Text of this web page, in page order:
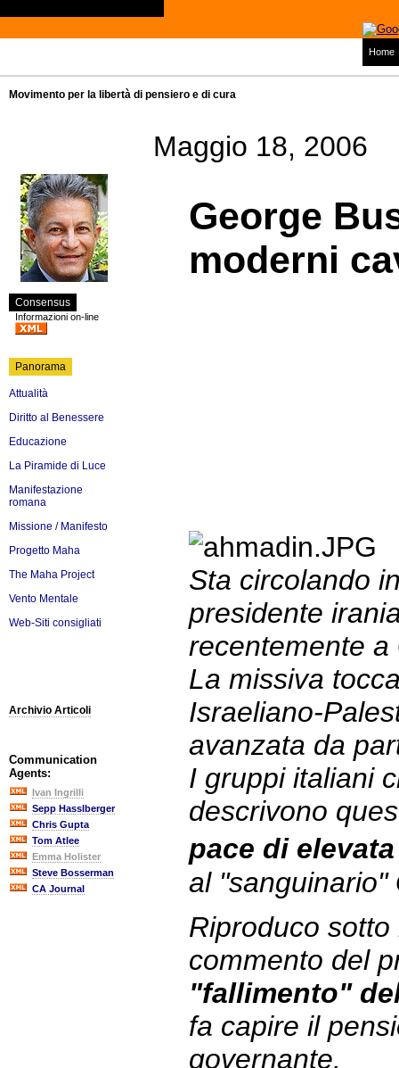
Home
Movimento per la libertà di pensiero e di cura
Consensus
Informazioni on-line
Panorama
Attualità
Diritto al Benessere
Educazione
La Piramide di Luce
Manifestazione
romana
Missione / Manifesto
Progetto Maha
The Maha Project
Vento Mentale
Web-Siti consigliati
Archivio Articoli
Communication
Agents:
Ivan Ingrilli
Sepp Hasslberger
Chris Gupta
Tom Atlee
Emma Holister
Steve Bosserman
CA Journal
Maggio 18, 2006
George
moderni
Sta circolando
presidente
recentemente a
La missiva
Israeliano-
avanzata da
I gruppi italiani
descrivono
pace di
al "sanguinario"
Riproduco
commento del
"fallimento"
fa capire il
governante.